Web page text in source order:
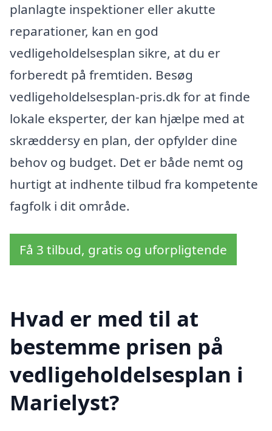
planlagte inspektioner eller akutte
reparationer, kan en god
vedligeholdelsesplan sikre, at du er
forberedt på fremtiden. Besøg
vedligeholdelsesplan-pris.dk for at finde
lokale eksperter, der kan hjælpe med at
skræddersy en plan, der opfylder dine
behov og budget. Det er både nemt og
hurtigt at indhente tilbud fra kompetente
fagfolk i dit område.
Få 3 tilbud, gratis og uforpligtende
Hvad er med til at
bestemme prisen på
vedligeholdelsesplan i
Marielyst?